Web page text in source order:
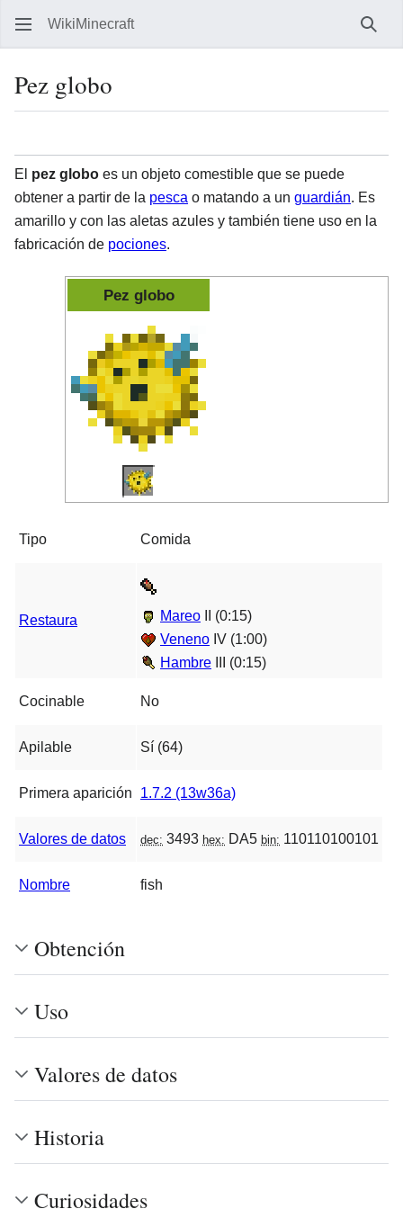
WikiMinecraft
Pez globo
El pez globo es un objeto comestible que se puede
obtener a partir de la pesca o matando a un guardián. Es
amarillo y con las aletas azules y también tiene uso en la
fabricación de pociones.
Pez globo
Tipo Comida
Restaura Mareo II (0:15)
Veneno IV (1:00)
Hambre III (0:15)
Cocinable No
Apilable Sí (64)
Primera aparición 1.7.2 (13w36a)
Valores de datos dec: 3493 hex: DA5 bin: 110110100101
Nombre fish
Obtención
Uso
Valores de datos
Historia
Curiosidades